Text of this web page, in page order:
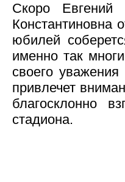
Скоро
Константиновна
юбилей
именно так
своего
привлечет
благосклонно
стадиона.